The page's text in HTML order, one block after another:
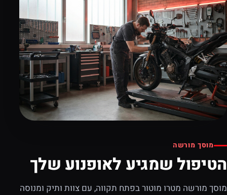
מוסך מורשה
הטיפול שמגיע לאופנוע שלך
מוסך מורשה מטרו מוטור בפתח תקווה, עם צוות ותיק ומנוסה